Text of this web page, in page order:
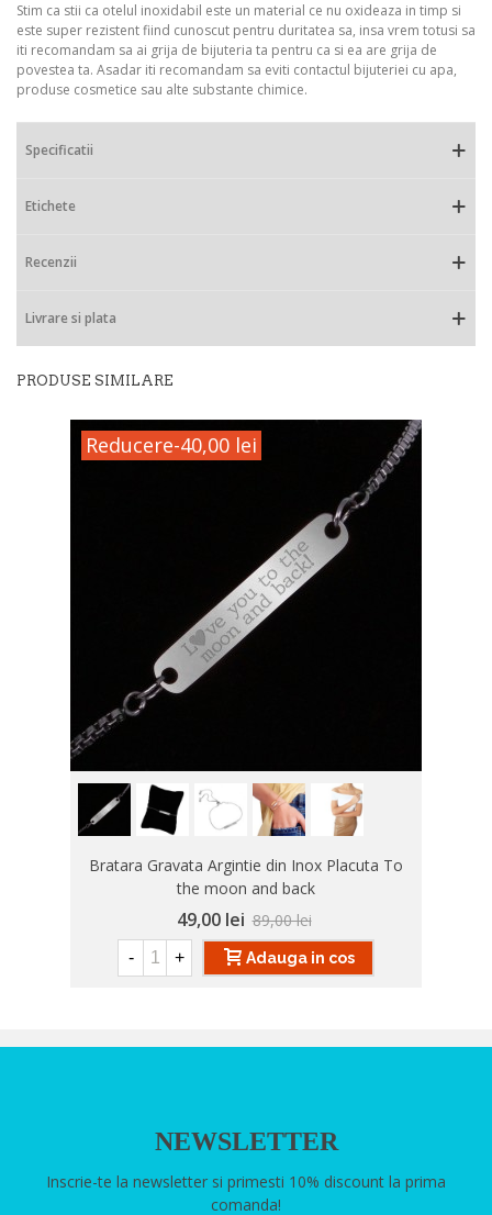
Stim ca stii ca otelul inoxidabil este un material ce nu oxideaza in timp si
este super rezistent fiind cunoscut pentru duritatea sa, insa vrem totusi sa
iti recomandam sa ai grija de bijuteria ta pentru ca si ea are grija de
povestea ta. Asadar iti recomandam sa eviti contactul bijuteriei cu apa,
produse cosmetice sau alte substante chimice.
Specificatii
Etichete
Recenzii
Livrare si plata
PRODUSE SIMILARE
Reducere-40,00 lei
Bratara Gravata Argintie din Inox Placuta To
the moon and back
49,00 lei 89,00 lei
- + Adauga in cos
NEWSLETTER
Inscrie-te la newsletter si primesti 10% discount la prima
comanda!